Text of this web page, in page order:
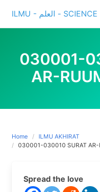
content
ILMU - العلم - SCIENCE
030001-
AR-
Home
ILMU AKHIRAT
030001-030010 SURAT AR-
Spread the love